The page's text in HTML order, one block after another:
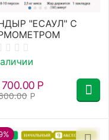
"ЕСАУЛ" С
Р
Р